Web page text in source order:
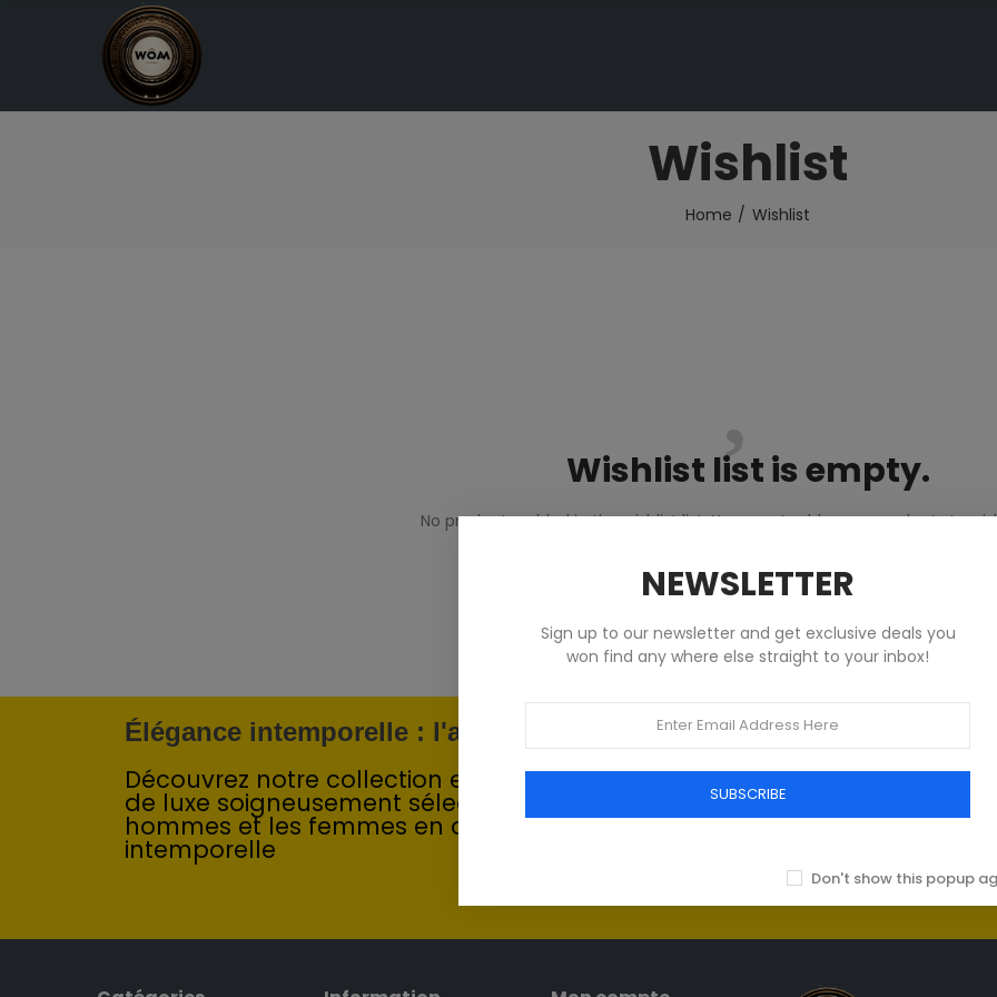
Wishlist
Home Wishlist
Wishlist list is empty.
No products added in the wishlist list. You must add some products to
RETURN TO HOME
Élégance intemporelle : l'art du Luxe
Découvrez notre collection exclusive d'articles
de luxe soigneusement sélectionnés pour les
hommes et les femmes en quête d'élégance
intemporelle
En m'inscrivant à la
conformément
NEWSLETTER
Sign up to our newsletter and get exclusive deals you
won find any where else straight to your inbox!
SUBSCRIBE
Don't show this popup